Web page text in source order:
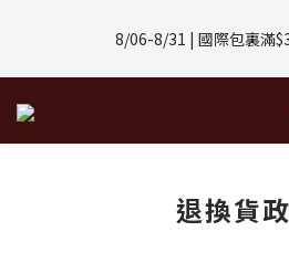
(數量有限售完
8/06-8/31 | 國際包裏滿
8/08-8/10 | 全館任選3件
(數量有限售完
退換貨